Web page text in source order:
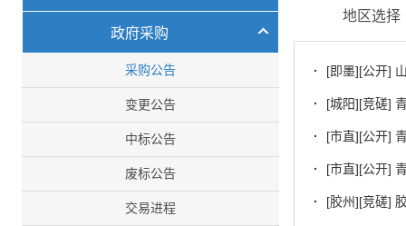
政府采购
采购公告
变更公告
中标公告
废标公告
交易进程
地区选
· [即墨][公开]
· [城阳][竞磋]
· [市直][公开]
· [市直][公开]
· [胶州][竞磋]